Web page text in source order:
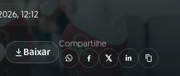
12:12
Baixar
Compartilhe